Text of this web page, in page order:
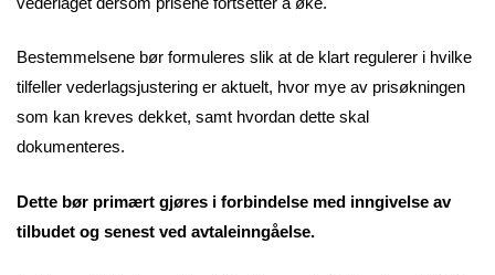
Bestemmelsene bør formuleres slik at de klart regulerer i hvilke
tilfeller vederlagsjustering er aktuelt, hvor mye av prisøkningen
som kan kreves dekket, samt hvordan dette skal
dokumenteres.
Dette bør primært gjøres i forbindelse med inngivelse av
tilbudet og senest ved avtaleinngåelse.